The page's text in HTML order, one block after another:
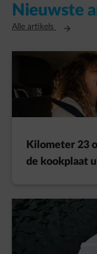
Nieuwste
Alle artikels Opent in
Kilometer 23
de kookplaat